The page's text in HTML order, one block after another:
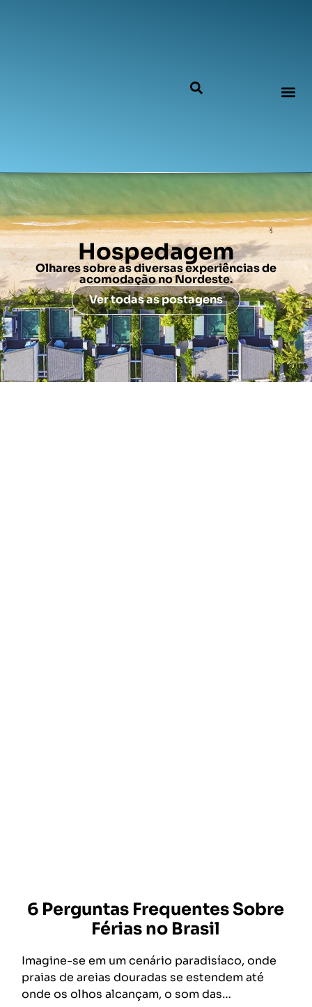
Hospedagem
Olhares sobre as diversas experiências de
acomodação no Nordeste.
Ver todas as postagens
6 Perguntas Frequentes Sobre
Férias no Brasil
Imagine-se em um cenário paradisíaco, onde
praias de areias douradas se estendem até
onde os olhos alcançam, o som das…